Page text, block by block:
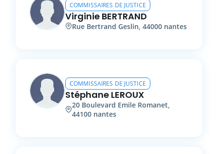
COMMISSAIRES DE JUSTICE
Virginie BERTRAND
Rue Bertrand Geslin, 44000 nantes
COMMISSAIRES DE JUSTICE
Stéphane LEROUX
20 Boulevard Emile Romanet,
44100 nantes